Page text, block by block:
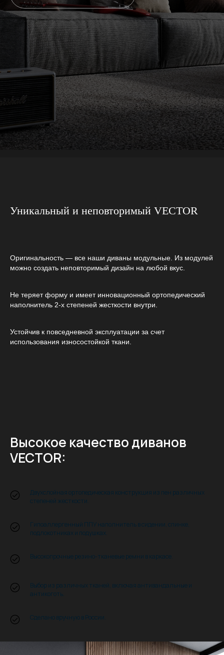
Уникальный и неповторимый VECTOR
Оригинальность — все наши диваны модульные. Из модулей
можно создать неповторимый дизайн на любой вкус.
Не теряет форму и имеет инновационный ортопедический
наполнитель 2-х степеней жесткости внутри.
Устойчив к повседневной эксплуатации за счет
использования износостойкой ткани.
Высокое качество диванов
VECTOR:
Двухслойная ортопедическая конструкция из пен различных
степеней жесткости.
Гипоаллергенный ППУ наполнитель в сидении, спинке,
подлокотниках и подушках.
Высокопрочные резино-тканевые ремни в каркасе.
Выбор из различных тканей, включая антивандальные и
антикоготь.
Сделано вручную в России.